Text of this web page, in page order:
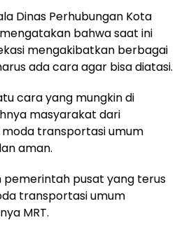
Dinas Perhubungan Kota
bahwa saat ini
mengakibatkan berbagai
ada cara agar bisa diatasi.
cara yang mungkin di
masyarakat dari
transportasi umum
aman.
pemerintah pusat yang terus
transportasi umum
MRT.